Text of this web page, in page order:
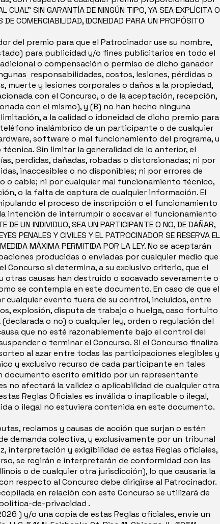
SIN GARANTÍA DE NINGÚN TIPO, YA SEA EXPLÍCITA O
COMERCIABILIDAD, IDONEIDAD PARA UN PROPÓSITO
del premio para que el Patrocinador use su nombre,
para publicidad y/o fines publicitarios en todo el
o compensación o permiso de dicho ganador
responsabilidades, costos, lesiones, pérdidas o
muerte y lesiones corporales o daños a la propiedad,
con el Concurso, o de la aceptación, recepción,
con el mismo), y (B) no han hecho ninguna
a la calidad o idoneidad de dicho premio para
inalámbrico de un participante o de cualquier
software o mal funcionamiento del programa, u
Sin limitar la generalidad de lo anterior, el
perdidas, dañadas, robadas o distorsionadas; ni por
inaccesibles o no disponibles; ni por errores de
o cable; ni por cualquier mal funcionamiento técnico,
o la falta de captura de cualquier información. El
el proceso de inscripción o el funcionamiento
intención de interrumpir o socavar el funcionamiento
INDIVIDUO, SEA UN PARTICIPANTE O NO, DE DAÑAR,
PENALES Y CIVILES Y EL PATROCINADOR SE RESERVA EL
MEDIDA MÁXIMA PERMITIDA POR LA LEY. No se aceptarán
producidas o enviadas por cualquier medio que
si determina, a su exclusivo criterio, que el
causas han destruido o socavado severamente o
se contempla en este documento. En caso de que el
cualquier evento fuera de su control, incluidos, entre
explosión, disputa de trabajo o huelga, caso fortuito
o no) o cualquier ley, orden o regulación del
que no esté razonablemente bajo el control del
o terminar el Concurso. Si el Concurso finaliza
al azar entre todas las participaciones elegibles y
y exclusivo recurso de cada participante en tales
documento escrito emitido por un representante
no afectará la validez o aplicabilidad de cualquier otra
Reglas Oficiales es inválida o inaplicable o ilegal,
o ilegal no estuviera contenida en este documento.
reclamos y causas de acción que surjan o estén
demanda colectiva, y exclusivamente por un tribunal
interpretación y exigibilidad de estas Reglas oficiales,
se regirán e interpretarán de conformidad con las
o de cualquier otra jurisdicción), lo que causaría la
respecto al Concurso debe dirigirse al Patrocinador.
en relación con este Concurso se utilizará de
de-privacidad .
) y/o una copia de estas Reglas oficiales, envíe un